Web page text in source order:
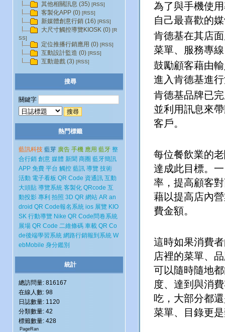
為了與手機使
自己最喜歡的
肯德基在其店
菜單、服務專
鼓勵顧客藉由
進入肯德基進
肯德基品牌已
並利用訊息來
客戶。
每位餐飲業的
達成此目標。
率，提高顧客
藉以提高店內
費金額。
這時如果消費
店裡的菜單、
可以隨時隨地
度、達到與消
吃，大部分都
菜單、目錄更
其他相關訊息 (35) [RSS]
客製化APP (0) [RSS]
新媒體創意行銷 (16) [RSS]
大尺寸觸控導覽KIOSK (0) [R
SS]
定位推播行銷應用 (0) [RSS]
互動設計監造 (0) [RSS]
互動遊戲 (3) [RSS]
搜尋
關鍵字
熱門標籤
藍訊科技 藍芽 廣告 手機 應用 藍牙 整
合行銷 創意 媒體 新聞 商圈 藍牙簡訊
APP 免費 平台 觸控 藍訊 導覽 技術
活動 電子看板 QR Code 資通訊 互動
大頭貼 導覽系統 客製化 QRcode 互
動投影 專利 拍照 3D QR 網站 AR an
droid QR Code報名系統 ios 展覽 KIO
SK 行動導覽 Nike QR Code問卷系統
展場 QR Code 二維條碼 車載 QR Co
de後端學習系統 網路行銷報到系統 W
ebMobile 身分鑑別
統計
總訪問量: 816167
在線人數: 98
日誌數量: 1120
分類數量: 42
標籤數量: 428
PageRan